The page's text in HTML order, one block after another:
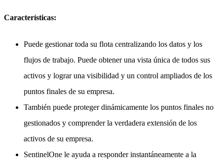
Características:
Puede gestionar toda su flota centralizando los datos y los
flujos de trabajo. Puede obtener una vista única de todos sus
activos y lograr una visibilidad y un control ampliados de los
puntos finales de su empresa.
También puede proteger dinámicamente los puntos finales no
gestionados y comprender la verdadera extensión de los
activos de su empresa.
SentinelOne le ayuda a responder instantáneamente a la